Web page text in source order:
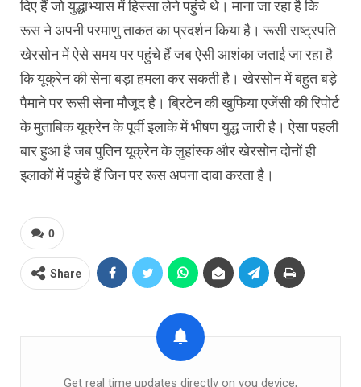
दिए हैं जो युद्धाभ्‍यास में हिस्‍सा लेने पहुंचे थे। माना जा रहा है कि
रूस ने अपनी परमाणु ताकत का प्रदर्शन किया है। रूसी राष्‍ट्रपति
खेरसोन में ऐसे समय पर पहुंचे हैं जब ऐसी आशंका जताई जा रहा है
कि यूक्रेन की सेना बड़ा हमला कर सकती है। खेरसोन में बहुत बड़े
पैमाने पर रूसी सेना मौजूद है। ब्रिटेन की खुफिया एजेंसी की रिपोर्ट
के मुताबिक यूक्रेन के पूर्वी इलाके में भीषण युद्ध जारी है। ऐसा पहली
बार हुआ है जब पुतिन यूक्रेन के लुहांस्‍क और खेरसोन दोनों ही
इलाकों में पहुंचे हैं जिन पर रूस अपना दावा करता है।
0
Share
Get real time updates directly on you device,